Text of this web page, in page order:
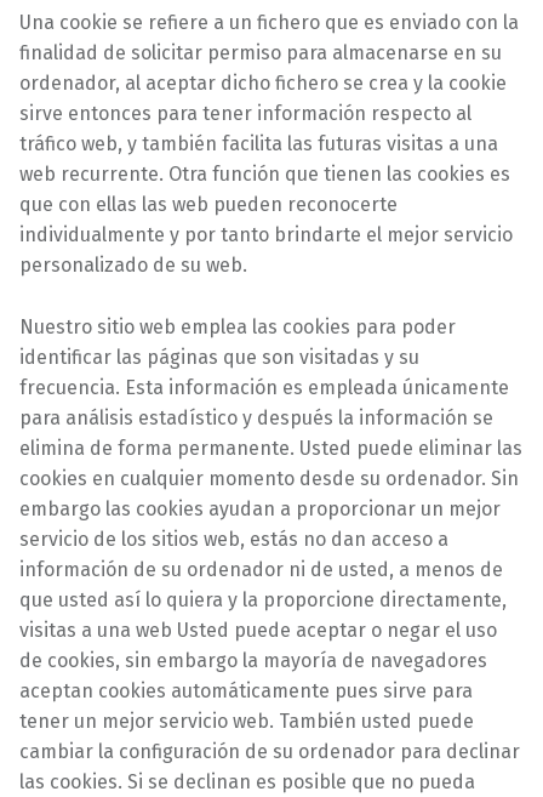
Una cookie se refiere a un fichero que es enviado con la
finalidad de solicitar permiso para almacenarse en su
ordenador, al aceptar dicho fichero se crea y la cookie
sirve entonces para tener información respecto al
tráfico web, y también facilita las futuras visitas a una
web recurrente. Otra función que tienen las cookies es
que con ellas las web pueden reconocerte
individualmente y por tanto brindarte el mejor servicio
personalizado de su web.
Nuestro sitio web emplea las cookies para poder
identificar las páginas que son visitadas y su
frecuencia. Esta información es empleada únicamente
para análisis estadístico y después la información se
elimina de forma permanente. Usted puede eliminar las
cookies en cualquier momento desde su ordenador. Sin
embargo las cookies ayudan a proporcionar un mejor
servicio de los sitios web, estás no dan acceso a
información de su ordenador ni de usted, a menos de
que usted así lo quiera y la proporcione directamente,
visitas a una web Usted puede aceptar o negar el uso
de cookies, sin embargo la mayoría de navegadores
aceptan cookies automáticamente pues sirve para
tener un mejor servicio web. También usted puede
cambiar la configuración de su ordenador para declinar
las cookies. Si se declinan es posible que no pueda